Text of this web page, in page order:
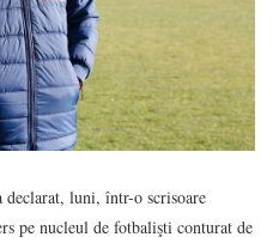
declarat, luni, într-o scrisoare
pe nucleul de fotbalişti conturat de